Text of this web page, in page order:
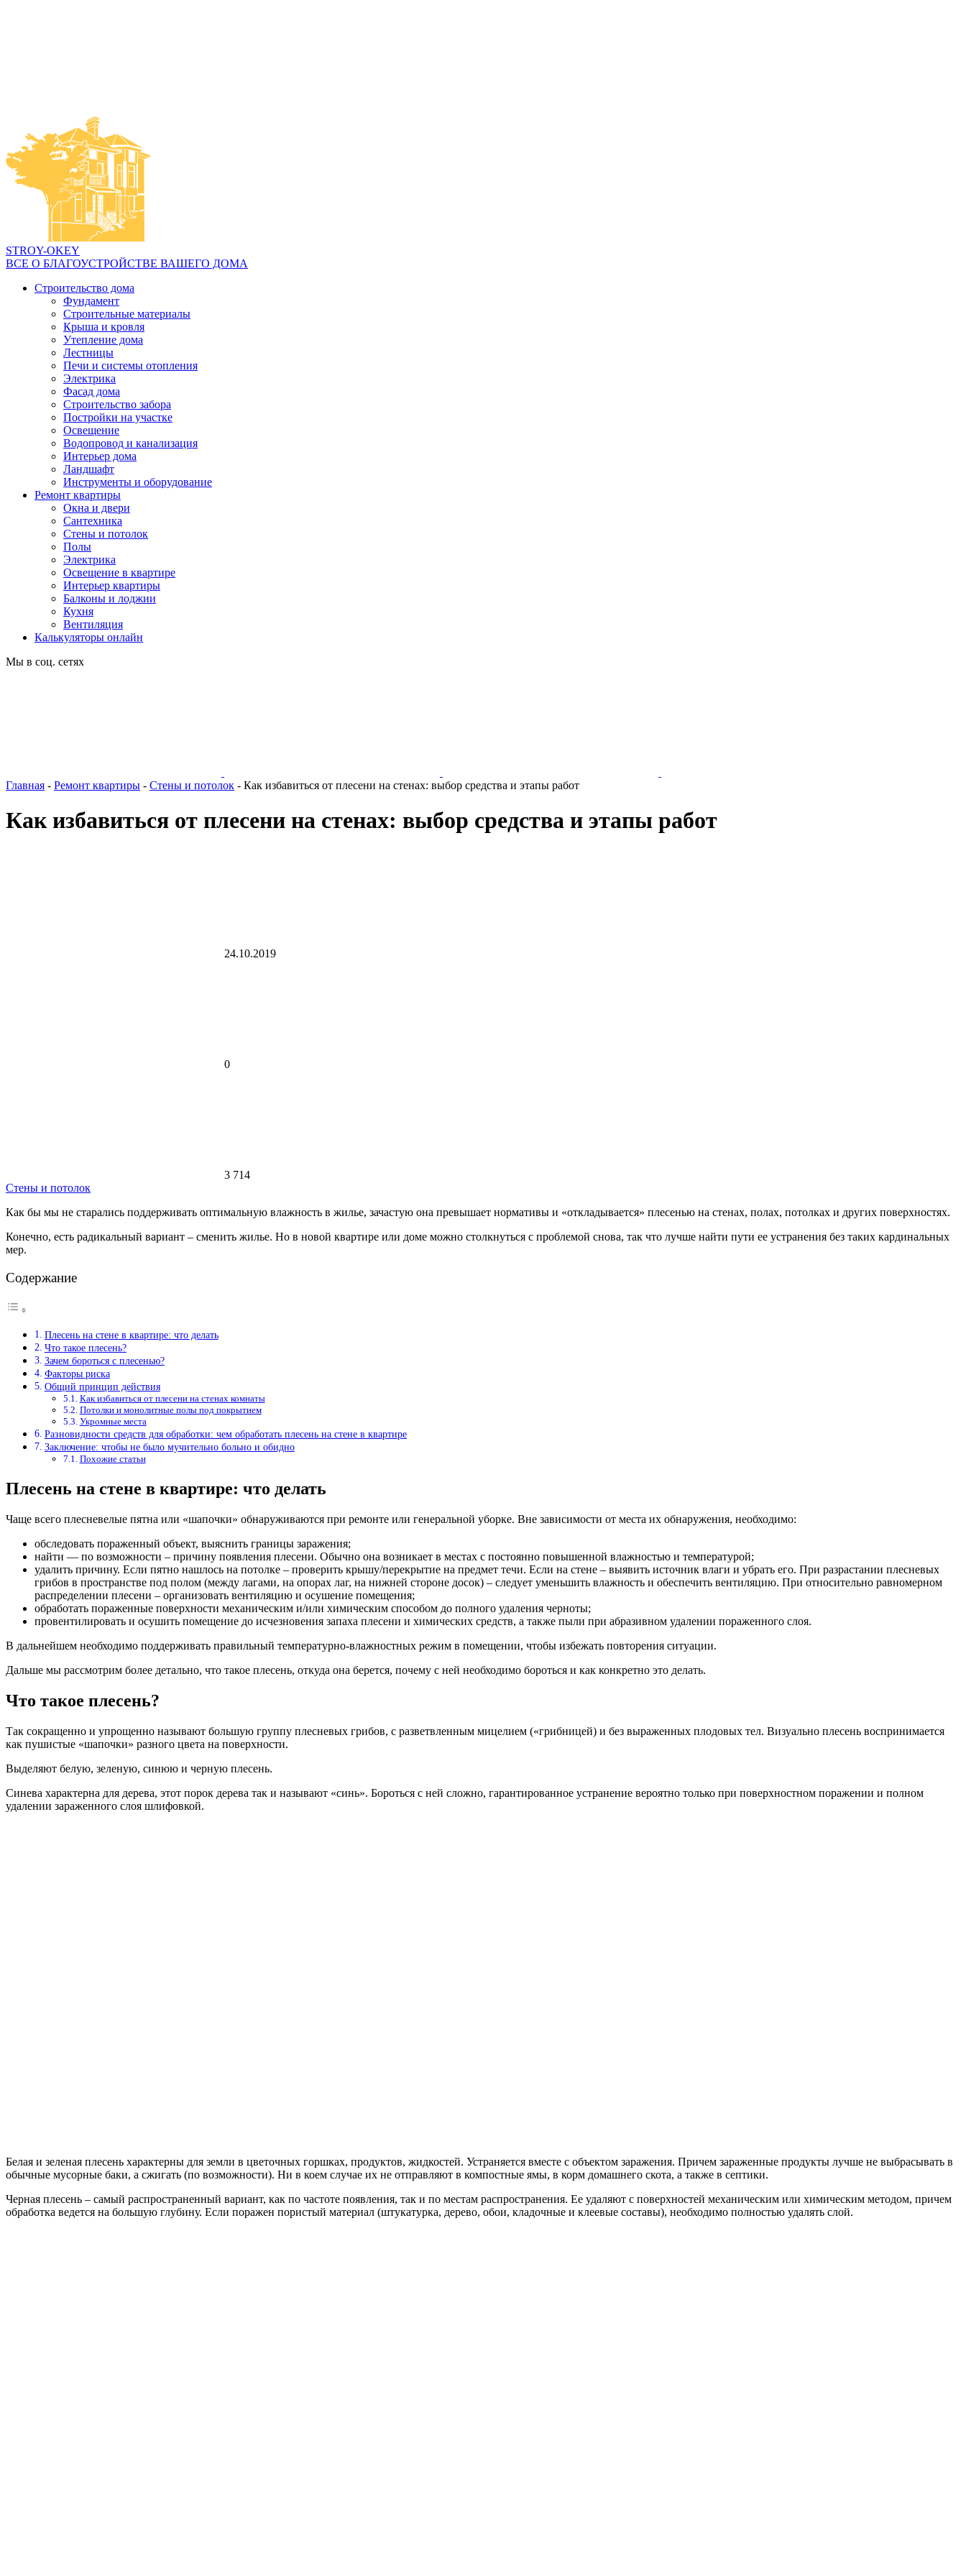
STROY-OKEY
ВСЕ О БЛАГОУСТРОЙСТВЕ ВАШЕГО ДОМА
Строительство дома
Фундамент
Строительные материалы
Крыша и кровля
Утепление дома
Лестницы
Печи и системы отопления
Электрика
Фасад дома
Строительство забора
Постройки на участке
Освещение
Водопровод и канализация
Интерьер дома
Ландшафт
Инструменты и оборудование
Ремонт квартиры
Окна и двери
Сантехника
Стены и потолок
Полы
Электрика
Освещение в квартире
Интерьер квартиры
Балконы и лоджии
Кухня
Вентиляция
Калькуляторы онлайн
Мы в соц. сетях
Главная - Ремонт квартиры - Стены и потолок - Как избавиться от плесени на стенах: выбор средства и этапы работ
Как избавиться от плесени на стенах: выбор средства и этапы работ
24.10.2019
0
3 714
Стены и потолок
Как бы мы не старались поддерживать оптимальную влажность в жилье, зачастую она превышает нормативы и «откладывается» плесенью на стенах, полах, потолках и других поверхностях.
Конечно, есть радикальный вариант – сменить жилье. Но в новой квартире или доме можно столкнуться с проблемой снова, так что лучше найти пути ее устранения без таких кардинальных
мер.
Содержание
Плесень на стене в квартире: что делать
Что такое плесень?
Зачем бороться с плесенью?
Факторы риска
Общий принцип действия
Как избавиться от плесени на стенах комнаты
Потолки и монолитные полы под покрытием
Укромные места
Разновидности средств для обработки: чем обработать плесень на стене в квартире
Заключение: чтобы не было мучительно больно и обидно
Похожие статьи
Плесень на стене в квартире: что делать
Чаще всего плесневелые пятна или «шапочки» обнаруживаются при ремонте или генеральной уборке. Вне зависимости от места их обнаружения, необходимо:
обследовать пораженный объект, выяснить границы заражения;
найти — по возможности – причину появления плесени. Обычно она возникает в местах с постоянно повышенной влажностью и температурой;
удалить причину. Если пятно нашлось на потолке – проверить крышу/перекрытие на предмет течи. Если на стене – выявить источник влаги и убрать его. При разрастании плесневых
грибов в пространстве под полом (между лагами, на опорах лаг, на нижней стороне досок) – следует уменьшить влажность и обеспечить вентиляцию. При относительно равномерном
распределении плесени – организовать вентиляцию и осушение помещения;
обработать пораженные поверхности механическим и/или химическим способом до полного удаления черноты;
провентилировать и осушить помещение до исчезновения запаха плесени и химических средств, а также пыли при абразивном удалении пораженного слоя.
В дальнейшем необходимо поддерживать правильный температурно-влажностных режим в помещении, чтобы избежать повторения ситуации.
Дальше мы рассмотрим более детально, что такое плесень, откуда она берется, почему с ней необходимо бороться и как конкретно это делать.
Что такое плесень?
Так сокращенно и упрощенно называют большую группу плесневых грибов, с разветвленным мицелием («грибницей) и без выраженных плодовых тел. Визуально плесень воспринимается
как пушистые «шапочки» разного цвета на поверхности.
Выделяют белую, зеленую, синюю и черную плесень.
Синева характерна для дерева, этот порок дерева так и называют «синь». Бороться с ней сложно, гарантированное устранение вероятно только при поверхностном поражении и полном
удалении зараженного слоя шлифовкой.
Белая и зеленая плесень характерны для земли в цветочных горшках, продуктов, жидкостей. Устраняется вместе с объектом заражения. Причем зараженные продукты лучше не выбрасывать в
обычные мусорные баки, а сжигать (по возможности). Ни в коем случае их не отправляют в компостные ямы, в корм домашнего скота, а также в септики.
Черная плесень – самый распространенный вариант, как по частоте появления, так и по местам распространения. Ее удаляют с поверхностей механическим или химическим методом, причем
обработка ведется на большую глубину. Если поражен пористый материал (штукатурка, дерево, обои, кладочные и клеевые составы), необходимо полностью удалять слой.